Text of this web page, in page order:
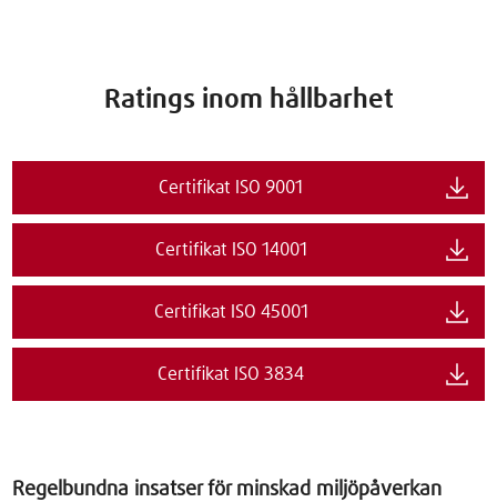
Ratings inom hållbarhet
Certifikat ISO 9001
Certifikat ISO 14001
Certifikat ISO 45001
Certifikat ISO 3834
Regelbundna insatser för minskad miljöpåverkan